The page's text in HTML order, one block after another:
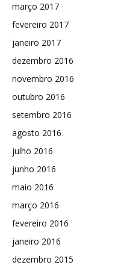
março 2017
fevereiro 2017
janeiro 2017
dezembro 2016
novembro 2016
outubro 2016
setembro 2016
agosto 2016
julho 2016
junho 2016
maio 2016
março 2016
fevereiro 2016
janeiro 2016
dezembro 2015